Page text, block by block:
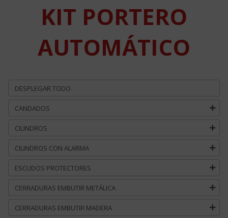
KIT PORTERO
AUTOMÁTICO
DESPLEGAR TODO
CANDADOS
CILINDROS
CILINDROS CON ALARMA
ESCUDOS PROTECTORES
CERRADURAS EMBUTIR METÁLICA
CERRADURAS EMBUTIR MADERA